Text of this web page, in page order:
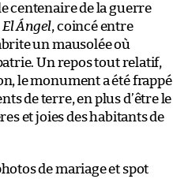
centenaire de la guerre
El Ángel, coincé entre
un mausolée où
Un repos tout relatif,
le monument a été frappé
de terre, en plus d’être le
et joies des habitants de
de mariage et spot